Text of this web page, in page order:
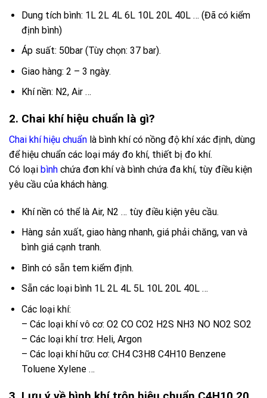
Dung tích bình: 1L 2L 4L 6L 10L 20L 40L … (Đã có kiểm
định bình)
Áp suất: 50bar (Tùy chọn: 37 bar).
Giao hàng: 2 – 3 ngày.
Khí nền: N2, Air …
2. Chai khí hiệu chuẩn là gì?
Chai khí hiệu chuẩn là bình khí có nồng độ khí xác định, dùng
để hiệu chuẩn các loại máy đo khí, thiết bị đo khí.
Có loại bình chứa đơn khí và bình chứa đa khí, tùy điều kiện
yêu cầu của khách hàng.
Khí nền có thể là Air, N2 … tùy điều kiện yêu cầu.
Hàng sản xuất, giao hàng nhanh, giá phải chăng, van và
bình giá cạnh tranh.
Bình có sẵn tem kiểm định.
Sẵn các loại bình 1L 2L 4L 5L 10L 20L 40L …
Các loại khí:
– Các loại khí vô cơ: O2 CO CO2 H2S NH3 NO NO2 SO2
– Các loại khí trơ: Heli, Argon
– Các loại khí hữu cơ: CH4 C3H8 C4H10 Benzene
Toluene Xylene …